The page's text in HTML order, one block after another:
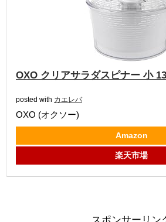
OXO クリアサラダスピナー 小
posted with カエレバ
OXO (オクソー)
Amazon
楽天市場